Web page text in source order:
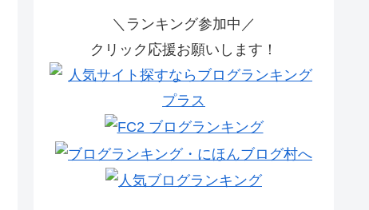
＼ランキング参加中／
クリック応援お願いします！